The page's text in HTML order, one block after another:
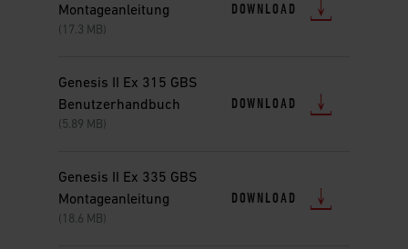
Montageanleitung
(17.3 MB)
DOWNLOAD
Genesis II Ex 315 GBS
Benutzerhandbuch
(5.89 MB)
DOWNLOAD
Genesis II Ex 335 GBS
Montageanleitung
(18.6 MB)
DOWNLOAD